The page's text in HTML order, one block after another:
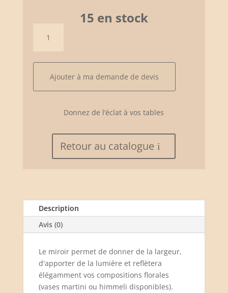
15 en stock
carrés
centreAjouter à ma demande de devis
Donnez de l’éclat à vos tables
Retour au catalogue
Description
Avis (0)
Le miroir permet de donner de la largeur,
d'apporter de la lumière et reflètera
élégamment vos compositions florales
(vases martini ou himmeli disponibles).